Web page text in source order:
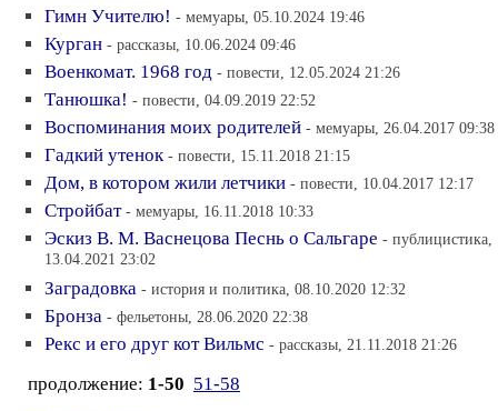
Гимн Учителю! - мемуары, 05.10.2024 19:46
Курган - рассказы, 10.06.2024 09:46
Военкомат. 1968 год - повести, 12.05.2024 21:26
Танюшка! - повести, 04.09.2019 22:52
Воспоминания моих родителей - мемуары, 26.04.2017 09:38
Гадкий утенок - повести, 15.11.2018 21:15
Дом, в котором жили летчики - повести, 10.04.2017 12:17
Стройбат - мемуары, 16.11.2018 10:33
Эскиз В. М. Васнецова Песнь о Сальгаре - публицистика,
13.04.2021 23:02
Заградовка - история и политика, 08.10.2020 12:32
Бронза - фельетоны, 28.06.2020 22:38
Рекс и его друг кот Вильмс - рассказы, 21.11.2018 21:26
продолжение: 1-50 51-58